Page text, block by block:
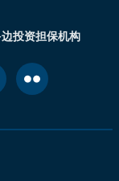
投资担保机构